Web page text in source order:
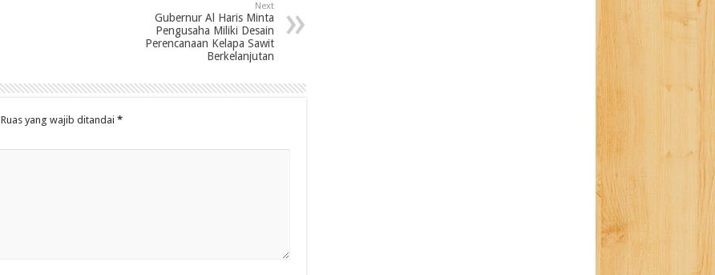
Next
Gubernur Al Haris Minta
Pengusaha Miliki Desain
Perencanaan Kelapa Sawit
Berkelanjutan
Ruas yang wajib ditandai *